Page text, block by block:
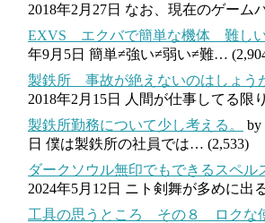
2018年2月27日 なお、現在のゲーム
EXVS エクバで簡単な機体 難し
年9月5日 簡単≠強い≠弱い≠難…
製鉄所 事故が絶えないのはしょう
2018年2月15日
人間が仕事してる限
製鉄所勤務について少し考える。
by
日 僕は製鉄所の社員では… (2,533)
ダークソウル無印でもできるスペル
2024年5月12日 ニト剣舞が多めに出
工具の思うところ その８ ロクな